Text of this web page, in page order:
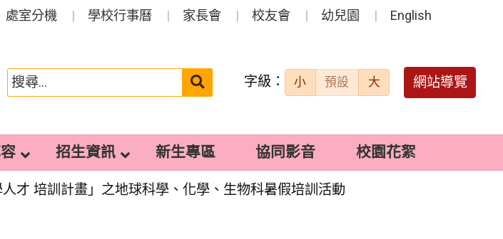
處室分機 學校行事曆 家長會 校友會 幼兒園 English
搜
送出 字級： 小 預設 大 網站導覽
招生資訊 新生專區 協同影音 校園花絮
才 培訓計畫」之地球科學、化學、生物科暑假培訓活動